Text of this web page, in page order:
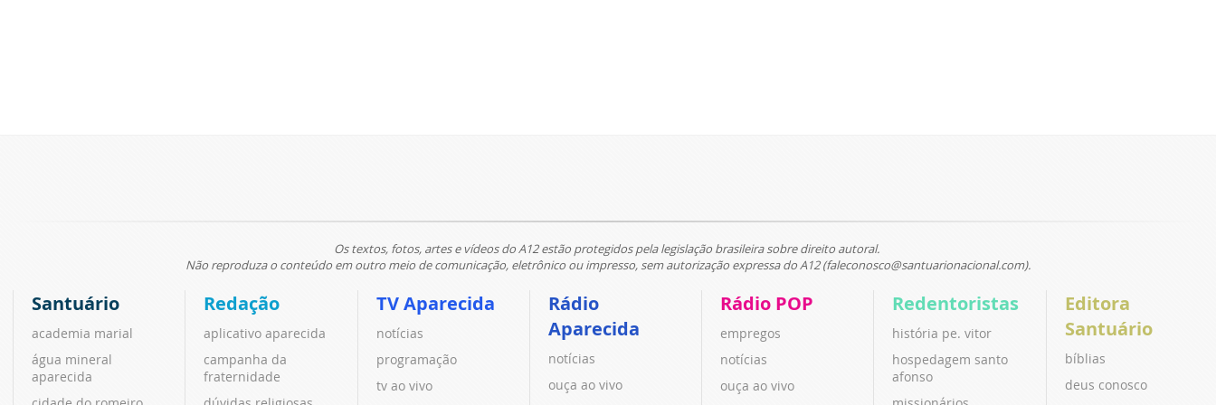
Os textos, fotos, artes e vídeos do A12 estão protegidos pela legislação brasileira sobre direito autoral.
Não reproduza o conteúdo em outro meio de comunicação, eletrônico ou impresso, sem autorização expressa do A12 (faleconosco@santuarionacional.com).
Santuário
academia marial
água mineral
aparecida
Redação
aplicativo aparecida
campanha da
fraternidade
TV Aparecida
notícias
programação
tv ao vivo
Rádio
Aparecida
notícias
ouça ao vivo
Rádio POP
empregos
notícias
ouça ao vivo
Redentoristas
história pe. vitor
hospedagem santo
afonso
Editora
Santuário
bíblias
deus conosco